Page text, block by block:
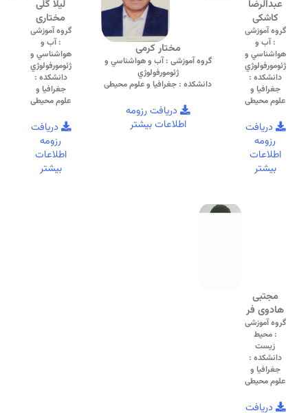
عبدالرضا
کاشکی
گروه آموزشی
: آب و
هواشناسي و
ژئومورفولوژي
دانشکده :
جغرافیا و
علوم محیطی
دریافت
رزومه
اطلاعات
بیشتر
مختار کرمی
گروه آموزشی : آب و هواشناسي و
ژئومورفولوژي
دانشکده : جغرافیا و علوم محیطی
دریافت رزومه
اطلاعات بیشتر
لیلا گلی
مختاری
گروه آموزشی
: آب و
هواشناسي و
ژئومورفولوژي
دانشکده :
جغرافیا و
علوم محیطی
دریافت
رزومه
اطلاعات
بیشتر
مجتبی
هادوی فر
گروه آموزشی
: محیط
زیست
دانشکده :
جغرافیا و
علوم محیطی
دریافت